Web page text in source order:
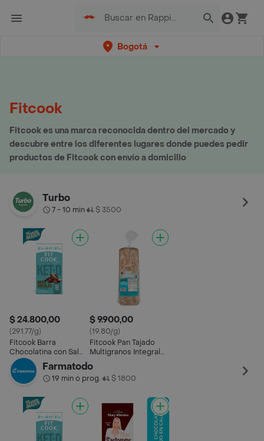
Bogotá
Fitcook
Fitcook es una marca reconocida dentro del mercado y
descubre entre los diferentes lugares donde puedes pedir
productos de Fitcook con envío a domicilio
Turbo
7 - 10 min• $ 3500
$ 24.800,00
(291.77/g)
Fitcook Barra
Chocolatina con Sal
Marina
$ 9.900,00
(19.80/g)
Fitcook Pan Tajado
Multigranos Integral
Farmatodo
19 min o prog.• $ 1800